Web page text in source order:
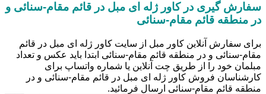
سفارش گیری در کاور ژله ای مبل در قائم مقام-سنائی و
در منطقه قائم مقام-سنائی
برای سفارش آنلاین کاور مبل از سایت کاور ژله ای مبل در قائم
مقام-سنائی و در منطقه قائم مقام-سنائی ابتدا باید عکس و تعداد
مبلمان خود را از طریق چت آنلاین یا شماره واتساپ برای
کارشناسان فروش کاور ژله ای مبل در قائم مقام-سنائی و در
منطقه قائم مقام-سنائی ارسال فرمائید.